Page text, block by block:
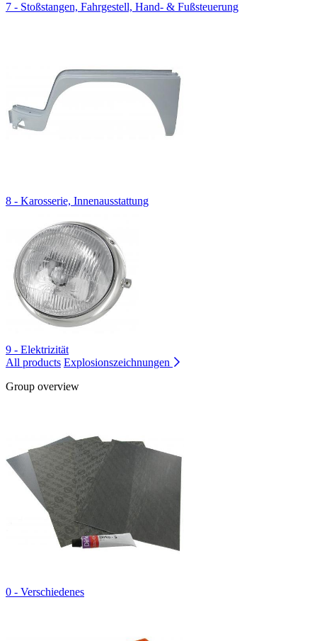
7 - Stoßstangen, Fahrgestell, Hand- & Fußsteuerung
8 - Karosserie, Innenausstattung
9 - Elektrizität
All products Explosionszeichnungen
Group overview
0 - Verschiedenes